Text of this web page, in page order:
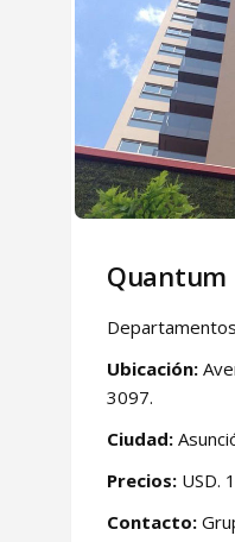
Quantum
Ubicación:
3097.
Ciudad:
Precios: USD.
Contacto: